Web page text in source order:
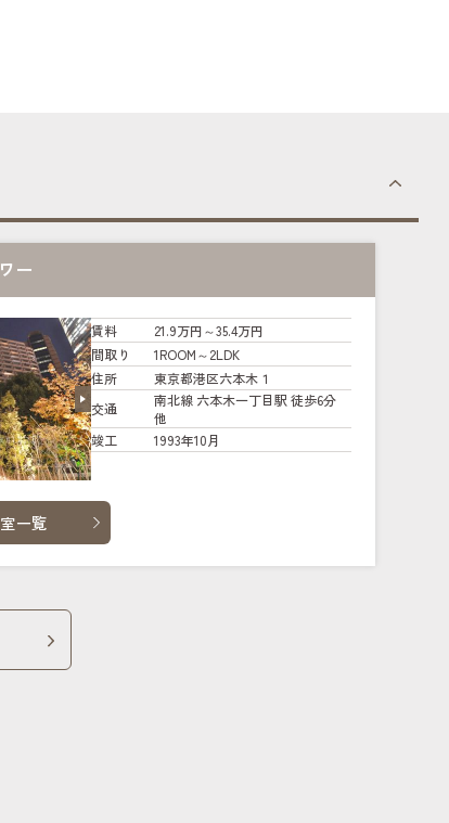
ー
賃料
21.9万円～35.4万円
間取り
1ROOM～2LDK
住所
東京都港区六本木１
交通
南北線 六本木一丁目駅 徒歩6分
他
竣工
1993年10月
一覧